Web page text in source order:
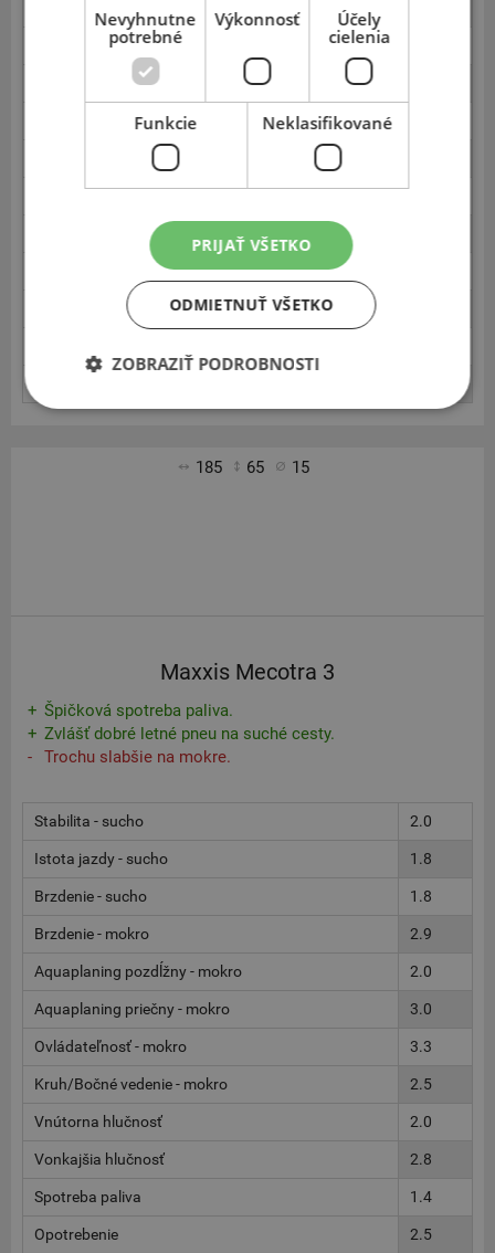
Brzdenie - sucho
Brzdenie - mokro
Aquaplaning pozdĺžny - mokro
Kruh/Bočné vedenie - mokro
Vnútorna hlučnosť
Vonkajšia hlučnosť
185 65 15
Maxxis Mecotra 3
Špičková spotreba paliva.
Zvlášť dobré letné pneu na suché cesty.
Trochu slabšie na mokre.
Stabilita - sucho 2.0
Istota jazdy - sucho 1.8
Brzdenie - sucho 1.8
Brzdenie - mokro 2.9
Aquaplaning pozdĺžny - mokro 2.0
Aquaplaning priečny - mokro 3.0
Ovládateľnosť - mokro 3.3
Kruh/Bočné vedenie - mokro 2.5
Vnútorna hlučnosť 2.0
Vonkajšia hlučnosť 2.8
Spotreba paliva 1.4
Opotrebenie 2.5
Nevyhnutne
potrebné
Výkonnosť
Účely
cielenia
Funkcie Neklasifikované
PRIJAŤ VŠETKO
ODMIETNUŤ VŠETKO
ZOBRAZIŤ PODROBNOSTI